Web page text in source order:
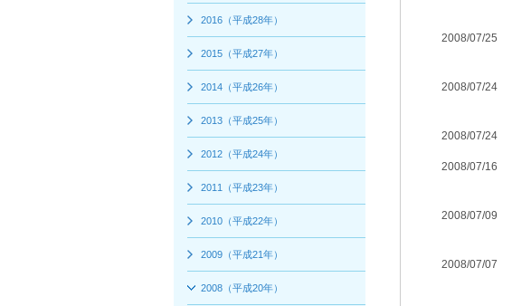
2016（平成28年）
2015（平成27年）
2014（平成26年）
2013（平成25年）
2012（平成24年）
2011（平成23年）
2010（平成22年）
2009（平成21年）
2008（平成20年）
2008/07/25
2008/07/24
2008/07/24
2008/07/16
2008/07/09
2008/07/07